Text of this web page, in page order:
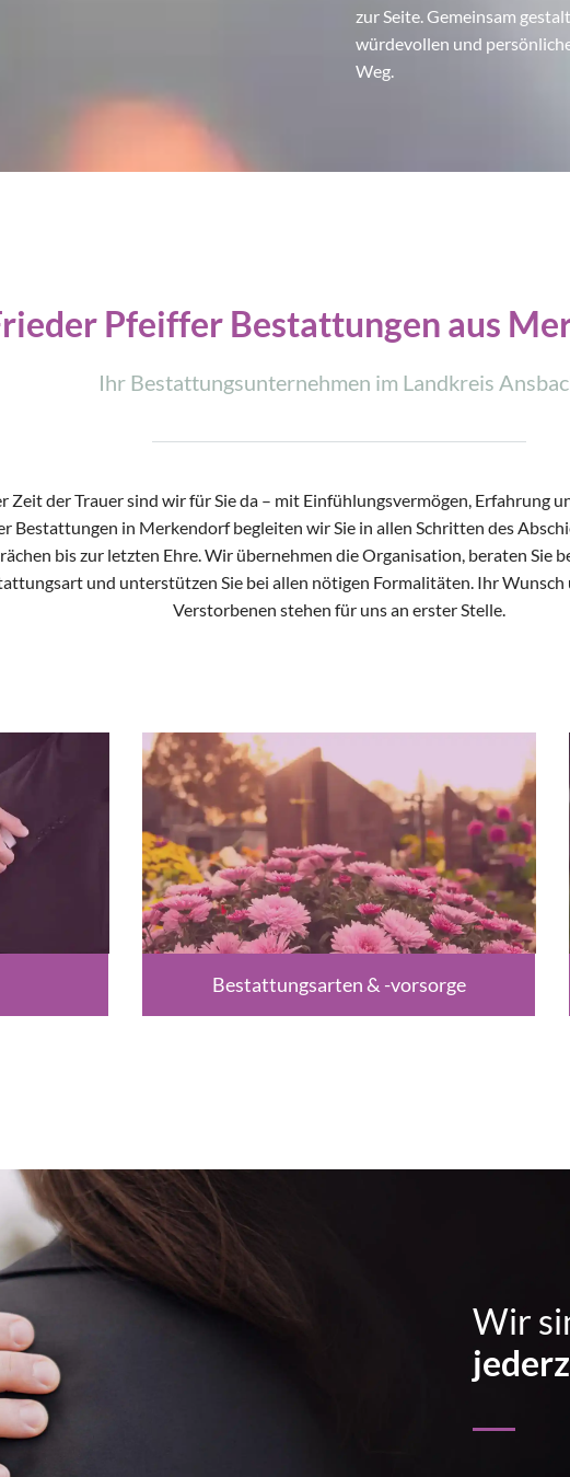
zur Seite. Gemeinsam
würdevollen und
Weg.
Pfeiffer Bestattungen aus
Ihr Bestattungsunternehmen im Landkreis
Zeit der Trauer sind wir für Sie da – mit Einfühlungsvermögen, Erfahrung
Bestattungen in Merkendorf begleiten wir Sie in allen Schritten des
bis zur letzten Ehre. Wir übernehmen die Organisation, beraten Sie
und unterstützen Sie bei allen nötigen Formalitäten. Ihr Wunsch
Verstorbenen stehen für uns an erster Stelle.
Bestattungsarten & -vorsorge
Wir